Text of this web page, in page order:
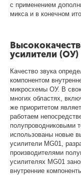
с применением
микса и в конечном
усилители (ОУ)
Качество звука
компонентом
микросхемы ОУ. В
многих областях,
же приоритетом
работаем
полупроводниковыми
использованы новые
усилители MG01,
производителями
усилителях MG01
внутренние